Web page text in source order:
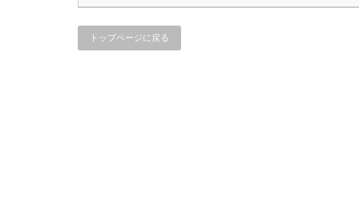
トップページに戻る